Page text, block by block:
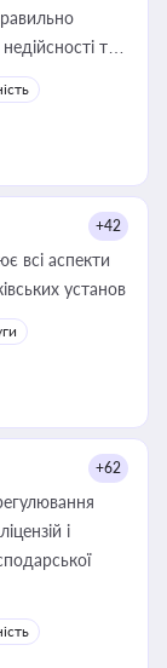
та
влади та
+42
всі аспекти
установ
+62
і